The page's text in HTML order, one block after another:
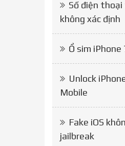
Số điện
không xác định
Ổ sim iPhone
Unlock
Mobile
Fake iOS
jailbreak